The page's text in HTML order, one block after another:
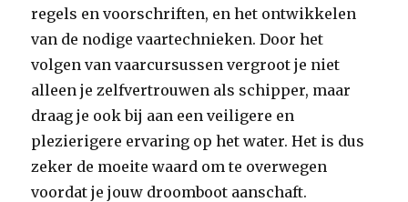
regels en voorschriften, en het ontwikkelen
van de nodige vaartechnieken. Door het
volgen van vaarcursussen vergroot je niet
alleen je zelfvertrouwen als schipper, maar
draag je ook bij aan een veiligere en
plezierigere ervaring op het water. Het is dus
zeker de moeite waard om te overwegen
voordat je jouw droomboot aanschaft.